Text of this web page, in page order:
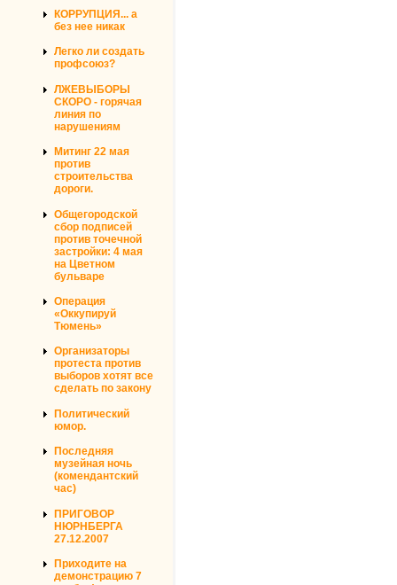
КОРРУПЦИЯ... а
без нее никак
Легко ли создать
профсоюз?
ЛЖЕВЫБОРЫ
СКОРО - горячая
линия по
нарушениям
Митинг 22 мая
против
строительства
дороги.
Общегородской
сбор подписей
против точечной
застройки: 4 мая
на Цветном
бульваре
Операция
«Оккупируй
Тюмень»
Организаторы
протеста против
выборов хотят все
сделать по закону
Политический
юмор.
Последняя
музейная ночь
(комендантский
час)
ПРИГОВОР
НЮРНБЕРГА
27.12.2007
Приходите на
демонстрацию 7